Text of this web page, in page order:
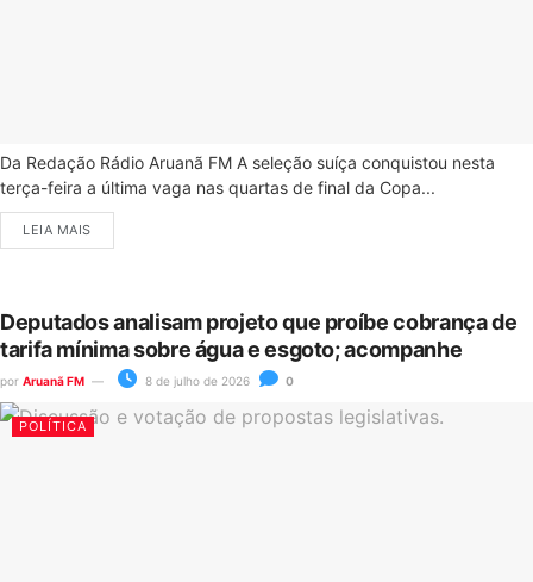
Da Redação Rádio Aruanã FM A seleção suíça conquistou nesta
terça-feira a última vaga nas quartas de final da Copa...
LEIA MAIS
Deputados analisam projeto que proíbe cobrança de
tarifa mínima sobre água e esgoto; acompanhe
por Aruanã FM 8 de julho de 2026 0
POLÍTICA